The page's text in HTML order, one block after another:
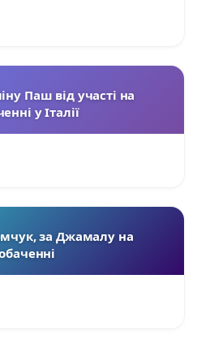
Паш від участі на
у Італії
за Джамалу на